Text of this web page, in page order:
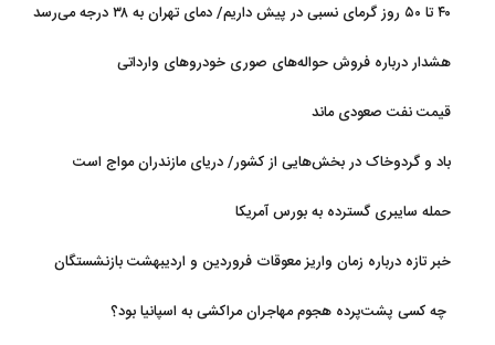
۴۰ تا ۵۰ روز گرمای نسبی در پیش داریم/ دمای تهران به ۳۸ درجه می‌رسد
هشدار درباره فروش حواله‌های صوری خودروهای وارداتی
قیمت نفت صعودی ماند
باد و گردوخاک در بخش‌هایی از کشور/ دریای مازندران مواج است
حمله سایبری گسترده به بورس آمریکا
خبر تازه درباره زمان واریز معوقات فروردین و اردیبهشت بازنشستگان
چه کسی پشت‌پرده هجوم مهاجران مراکشی به اسپانیا بود؟